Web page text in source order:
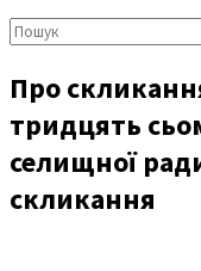
Пошук:
Про
тридцять
селищної
скликання